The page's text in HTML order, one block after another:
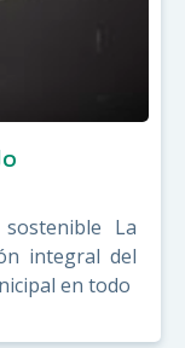
La
integral del
en todo